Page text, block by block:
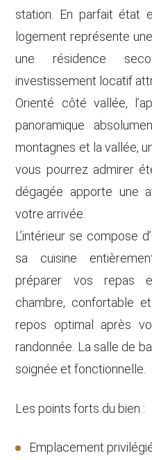
station. En parfait
logement représente
une résidence
investissement locatif
Orienté côté vallée,
panoramique
montagnes et la vallée,
vous pourrez admirer
dégagée apporte une
votre arrivée.
L’intérieur se compose
sa cuisine
préparer vos repas
chambre, confortable
repos optimal après
randonnée. La salle de
soignée et fonctionnelle.
Les points forts du bien :
Emplacement